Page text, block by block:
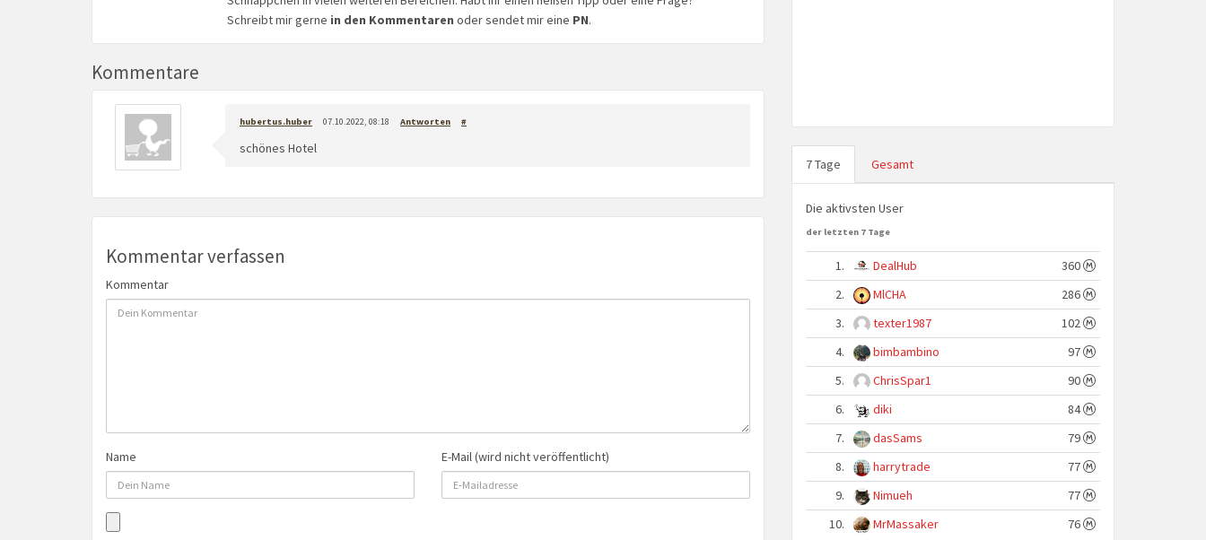
Schreibt mir gerne in den Kommentaren oder sendet mir eine PN.
Kommentare
hubertus.huber 07.10.2022, 08:18 Antworten #
schönes Hotel
Kommentar verfassen
Kommentar
Name E-Mail (wird nicht veröffentlicht)
7 Tage Gesamt
Die aktivsten User
der letzten 7 Tage
1. DealHub
360
2.
MlCHA
286
3.
texter1987
102
4.
bimbambino
97
5.
ChrisSpar1
90
6.
diki
84
7.
dasSams
79
8.
harrytrade
77
9.
Nimueh
77
10.
MrMassaker 76